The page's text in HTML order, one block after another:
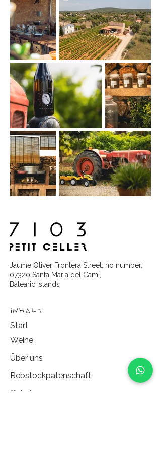
Jaume Oliver Frontera Street, no number,
07320 Santa Maria del Camí,
Balearic Islands
Inhalt
Start
Weine
Über uns​
Rebstockpatenschaft
Galerie